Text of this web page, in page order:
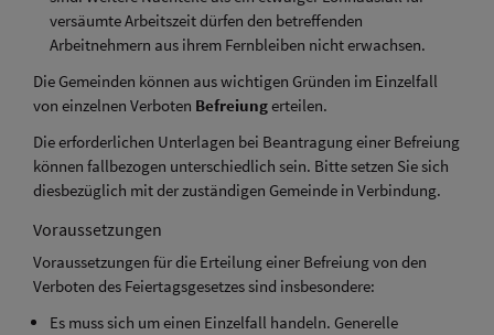
versäumte Arbeitszeit dürfen den betreffenden
Arbeitnehmern aus ihrem Fernbleiben nicht erwachsen.
Die Gemeinden können aus wichtigen Gründen im Einzelfall
von einzelnen Verboten Befreiungerteilen.
Die erforderlichen Unterlagen bei Beantragung einer Befreiung
können fallbezogen unterschiedlich sein. Bitte setzen Sie sich
diesbezüglich mit der zuständigen Gemeinde in Verbindung.
Voraussetzungen
Voraussetzungen für die Erteilung einer Befreiung von den
Verboten des Feiertagsgesetzes sind insbesondere:
Es muss sich um einen Einzelfall handeln. Generelle